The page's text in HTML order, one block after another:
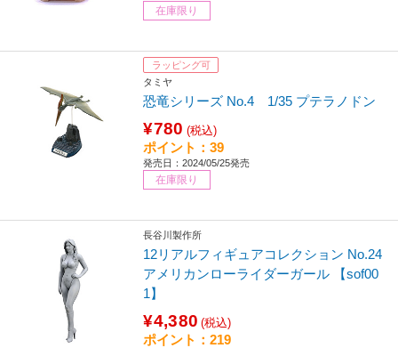
在庫限り
ラッピング可
タミヤ
恐竜シリーズ No.4 1/35 プテラノドン
¥780 (税込)
ポイント：39
発売日：2024/05/25発売
在庫限り
長谷川製作所
12リアルフィギュアコレクション No.24
アメリカンローライダーガール 【sof00
1】
¥4,380 (税込)
ポイント：219